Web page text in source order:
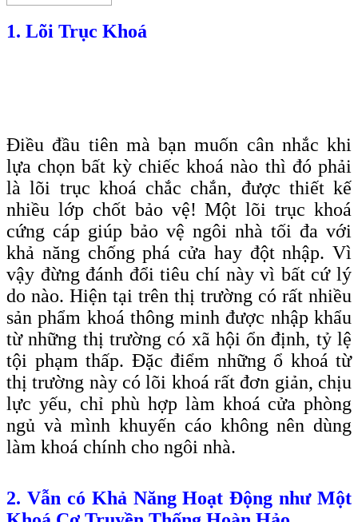
1. Lõi Trục Khoá
Điều đầu tiên mà bạn muốn cân nhắc khi
lựa chọn bất kỳ chiếc khoá nào thì đó phải
là lõi trục khoá chắc chắn, được thiết kế
nhiều lớp chốt bảo vệ! Một lõi trục khoá
cứng cáp giúp bảo vệ ngôi nhà tối đa với
khả năng chống phá cửa hay đột nhập. Vì
vậy đừng đánh đổi tiêu chí này vì bất cứ lý
do nào. Hiện tại trên thị trường có rất nhiều
sản phẩm khoá thông minh được nhập khẩu
từ những thị trường có xã hội ổn định, tỷ lệ
tội phạm thấp. Đặc điểm những ổ khoá từ
thị trường này có lõi khoá rất đơn giản, chịu
lực yếu, chỉ phù hợp làm khoá cửa phòng
ngủ và mình khuyến cáo không nên dùng
làm khoá chính cho ngôi nhà.
2. Vẫn có Khả Năng Hoạt Động như Một